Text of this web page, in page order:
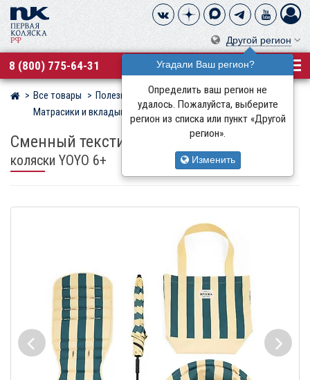
Другой регион
Угадали Ваш регион?
Определить ваш регион не
удалось. Пожалуйста, выберите
регион из списка или пункт «Другой
регион».
Изменить
8 (800) 775-64-31
Магазин детских колясок
Все товары
Полезные аксессуары
Матрасики и вкладыши
Stokke
Сменный текстиль Stokkeдля прогулочной
коляски YOYO 6+